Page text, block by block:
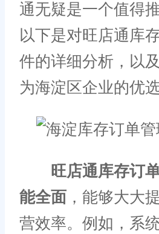
通无疑是一个值得
以下是对旺店通库
件的详细分析，以
为海淀区企业的优选
旺店通库存订
能全面 ，能够大大
营效率。例如，系